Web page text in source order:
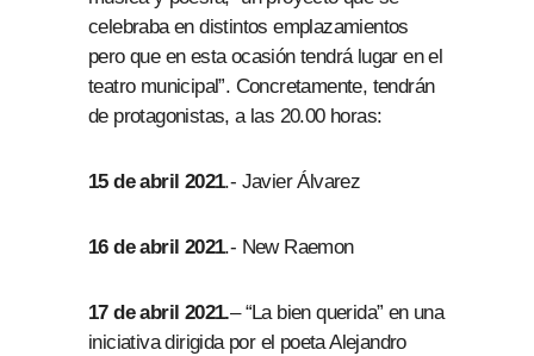
celebraba en distintos emplazamientos
pero que en esta ocasión tendrá lugar en el
teatro municipal”. Concretamente, tendrán
de protagonistas, a las 20.00 horas:
15 de abril 2021.- Javier Álvarez
16 de abril 2021.- New Raemon
17 de abril 2021.– “La bien querida” en una
iniciativa dirigida por el poeta Alejandro